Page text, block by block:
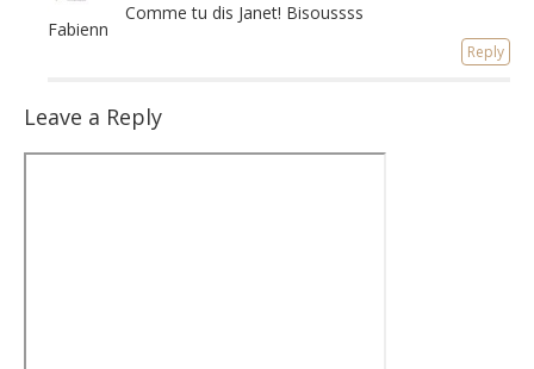
Fabienne
Comme tu dis Janet! Bisoussss
Reply
Leave a Reply